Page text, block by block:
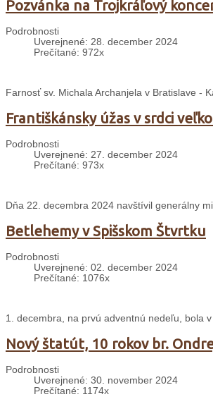
Pozvánka na Trojkráľový
Podrobnosti
Uverejnené: 28. december 2024
Prečítané: 972x
Farnosť sv. Michala Archanjela v Bratislave -
Františkánsky úžas v srdci
Podrobnosti
Uverejnené: 27. december 2024
Prečítané: 973x
Dňa 22. decembra 2024 navštívil generálny
Betlehemy v Spišskom Štvrtku
Podrobnosti
Uverejnené: 02. december 2024
Prečítané: 1076x
1. decembra, na prvú adventnú nedeľu, bola
Nový štatút, 10 rokov br.
Podrobnosti
Uverejnené: 30. november 2024
Prečítané: 1174x